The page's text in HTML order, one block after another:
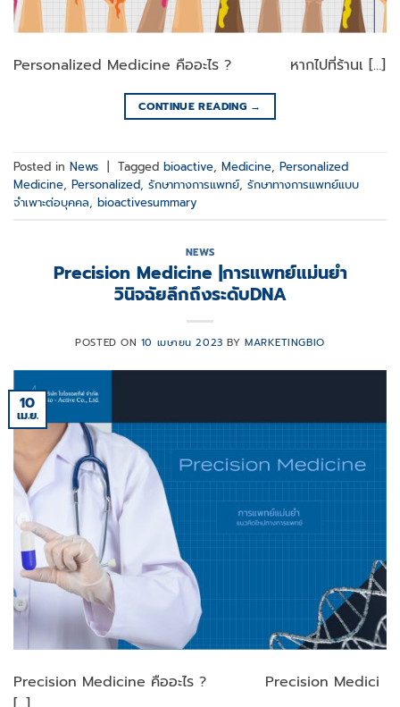
Personalized Medicine คืออะไร ? หากไปที่ร้านเ […]
CONTINUE READING →
Posted in News Tagged bioactive, Medicine, Personalized
Medicine, Personalized, รักษาทางการแพทย์, รักษาทางการแพทย์แบบ
จำเพาะต่อบุคคล, bioactivesummary
NEWS
Precision Medicine |การแพทย์แม่นยำ
วินิจฉัยลึกถึงระดับDNA
POSTED ON 10 เมษายน 2023 BY MARKETINGBIO
10
เม.ย.
Precision Medicine คืออะไร ? Precision Medici